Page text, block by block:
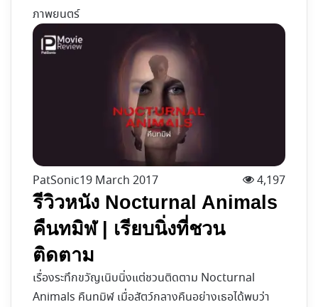
ภาพยนตร์
PatSonic19 March 2017 4,197
รีวิวหนัง Nocturnal Animals
คืนทมิฬ | เรียบนิ่งที่ชวน
ติดตาม
เรื่องระทึกขวัญเนิบนิ่งแต่ชวนติดตาม Nocturnal
Animals คืนทมิฬ เมื่อสัตว์กลางคืนอย่างเธอได้พบว่า